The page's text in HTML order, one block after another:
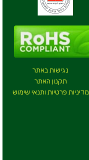
נגישות באתר
תקנון האתר
מדיניות פרטיות ותנאי שימוש